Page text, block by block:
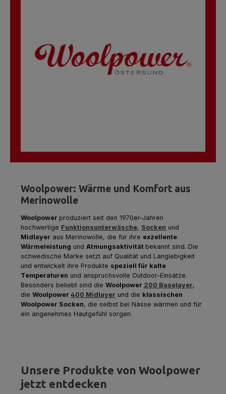
Woolpower: Wärme und Komfort aus
Merinowolle
Woolpower produziert seit den 1970er-Jahren
hochwertige Funktionsunterwäsche, Socken und
Midlayer aus Merinowolle, die für ihre exzellente
Wärmeleistung und Atmungsaktivität bekannt sind. Die
schwedische Marke setzt auf Qualität und Langlebigkeit
und entwickelt ihre Produkte speziell für kalte
Temperaturen und anspruchsvolle Outdoor-Einsätze.
Besonders beliebt sind die Woolpower 200 Baselayer,
die Woolpower 400 Midlayer und die klassischen
Woolpower Socken, die selbst bei Nässe wärmen und für
ein angenehmes Hautgefühl sorgen.
Unsere Produkte von Woolpower
jetzt entdecken